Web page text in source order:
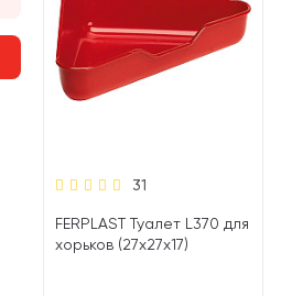
31
FERPLAST Туалет L370 для
хорьков (27х27х17)